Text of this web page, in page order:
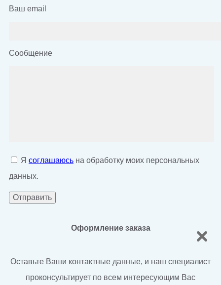
Ваш email
Сообщение
Я соглашаюсь на обработку моих персональных
данных.
Оформление заказа
Оставьте Ваши контактные данные, и наш специалист
проконсультирует по всем интересующим Вас